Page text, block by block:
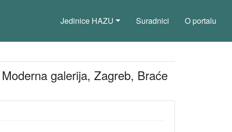
Jedinice HAZU Suradnici O portalu
galerija, Zagreb, Braće